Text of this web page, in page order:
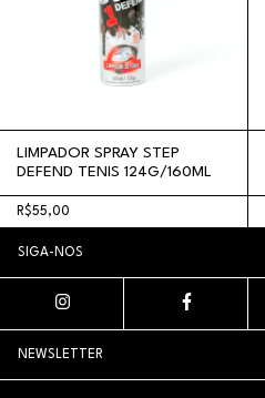
LIMPADOR SPRAY STEP
DEFEND TENIS 124G/160ML
R$55,00
SIGA-NOS
NEWSLETTER